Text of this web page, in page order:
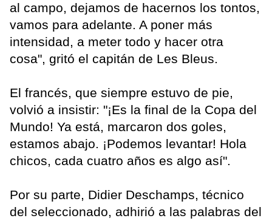
al campo, dejamos de hacernos los tontos,
vamos para adelante. A poner más
intensidad, a meter todo y hacer otra
cosa", gritó el capitán de Les Bleus.
El francés, que siempre estuvo de pie,
volvió a insistir: "¡Es la final de la Copa del
Mundo! Ya está, marcaron dos goles,
estamos abajo. ¡Podemos levantar! Hola
chicos, cada cuatro años es algo así".
Por su parte, Didier Deschamps, técnico
del seleccionado, adhirió a las palabras del